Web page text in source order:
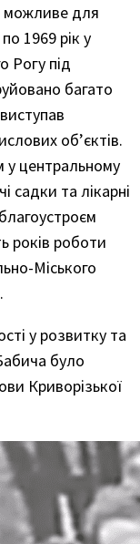
можливе для
1969 рік у
Рогу під
багато
об’єктів.
у центральному
садки та лікарні
років роботи
Міського
у розвитку та
було
Криворізької